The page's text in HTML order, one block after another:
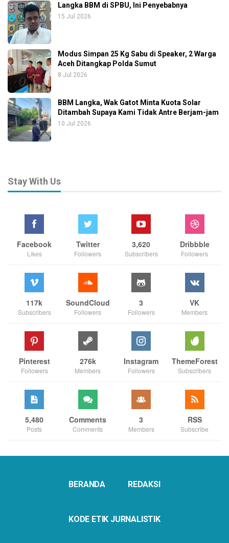
Langka BBM di SPBU, Ini Penyebabnya
15 Jul 2026
Modus Simpan 25 Kg Sabu di Speaker, 2 Warga
Aceh Ditangkap Polda Sumut
8 Jul 2026
BBM Langka, Wak Gatot Minta Kuota Solar
Ditambah Supaya Kami Tidak Antre Berjam-jam
10 Jul 2026
Stay With Us
Facebook
Likes
Twitter
Followers
3,620
Subscribers
Dribbble
Followers
117k
Subscribers
SoundCloud
Followers
3
Followers
VK
Members
Pinterest
Followers
276k
Members
Instagram
Followers
ThemeForest
Subscribers
5,480
Posts
Comments
Comments
3
Members
RSS
Subscribe
BERANDA REDAKSI
KODE ETIK JURNALISTIK